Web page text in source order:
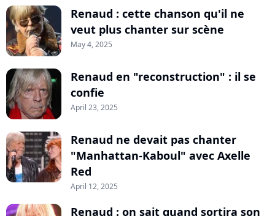
Renaud : cette chanson qu'il ne
veut plus chanter sur scène
May 4, 2025
Renaud en "reconstruction" : il se
confie
April 23, 2025
Renaud ne devait pas chanter
"Manhattan-Kaboul" avec Axelle
Red
April 12, 2025
Renaud : on sait quand sortira son